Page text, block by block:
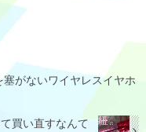
がないワイヤレスイヤホ
買い直すなんて